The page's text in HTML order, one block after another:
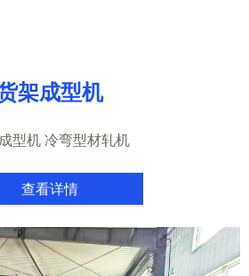
架成型机
型机 冷弯型材轧机
查看详情